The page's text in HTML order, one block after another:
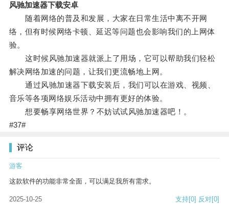
风驰加速器下载安卓
随着网络的普及和发展，大家在日常生活中离不开网
络，但有时候网络卡顿、延迟等问题也会影响我们的上网体
验。
这时候风驰加速器就派上了用场，它可以帮助我们轻松
解决网络加速的问题，让我们更流畅地上网。
通过风驰加速器下载安装后，我们可以在游戏、视频、
音乐等各项网络娱乐活动中拥有更好的体验。
想要畅享网络世界？不妨试试风驰加速器吧！。
#37#
评论
游客
这款软件的功能非常全面，可以满足我所有需求。
2025-10-25 支持[0] 反对[0]